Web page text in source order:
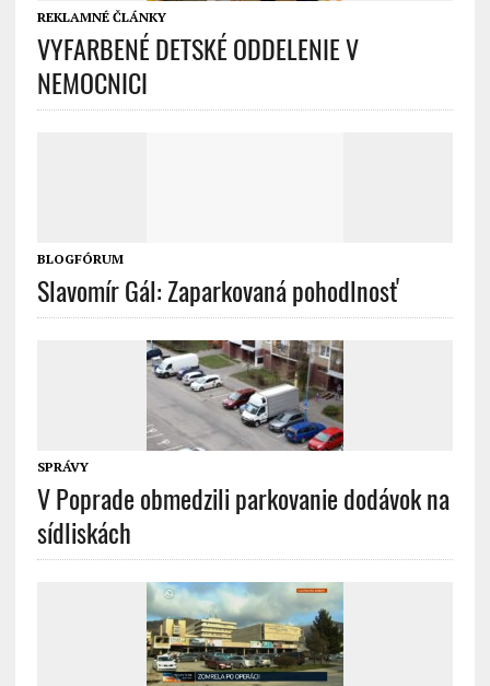
REKLAMNÉ ČLÁNKY
VYFARBENÉ DETSKÉ ODDELENIE V
NEMOCNICI
BLOGFÓRUM
Slavomír Gál: Zaparkovaná pohodlnosť
SPRÁVY
V Poprade obmedzili parkovanie dodávok na
sídliskách